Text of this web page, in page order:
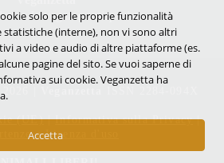
mondo vegan e antispecista
|
(UE)|Informativa sulla Privacy|
e Licenza d'uso
solo per le proprie funzionalità
statistiche (interne), non vi sono altri
a video e audio di altre piattaforme (es.
pagine del sito. Se vuoi saperne di
sui cookie. Veganzetta ha
Accetta